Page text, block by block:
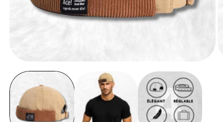
média
1
dans
une
fenêtre
modale